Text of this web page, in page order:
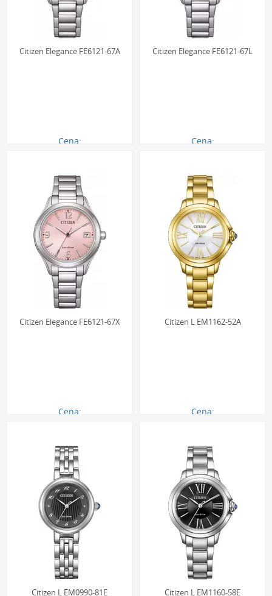
Citizen Elegance FE6121-67A
Cena:
Citizen Elegance FE6121-67L
Cena:
Citizen Elegance FE6121-67X
Cena:
Citizen L EM1162-52A
Cena:
Citizen L EM0990-81E Citizen L EM1160-58E